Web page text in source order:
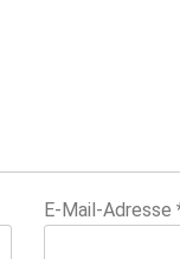
E-Mail-Adresse